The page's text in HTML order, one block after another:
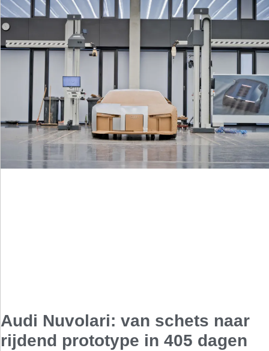
Audi Nuvolari: van schets naar
rijdend prototype in 405 dagen